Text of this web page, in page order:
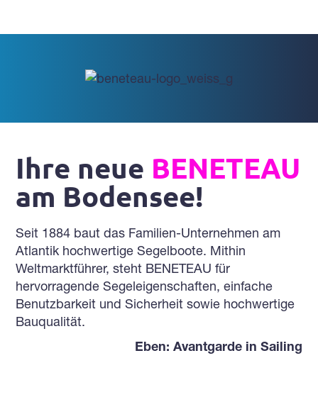
Ihre neue BENETEAU
am Bodensee!
Seit 1884 baut das Familien-Unternehmen am
Atlantik hochwertige Segelboote. Mithin
Weltmarktführer, steht BENETEAU für
hervorragende Segeleigenschaften, einfache
Benutzbarkeit und Sicherheit sowie hochwertige
Bauqualität.
Eben: Avantgarde in Sailing